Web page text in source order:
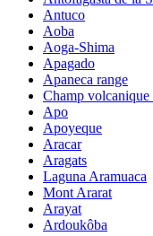
Antuco
Aoba
Aoga-Shima
Apagado
Apaneca range
Champ volcanique
Apo
Apoyeque
Aracar
Aragats
Laguna Aramuaca
Mont Ararat
Arayat
Ardoukôba